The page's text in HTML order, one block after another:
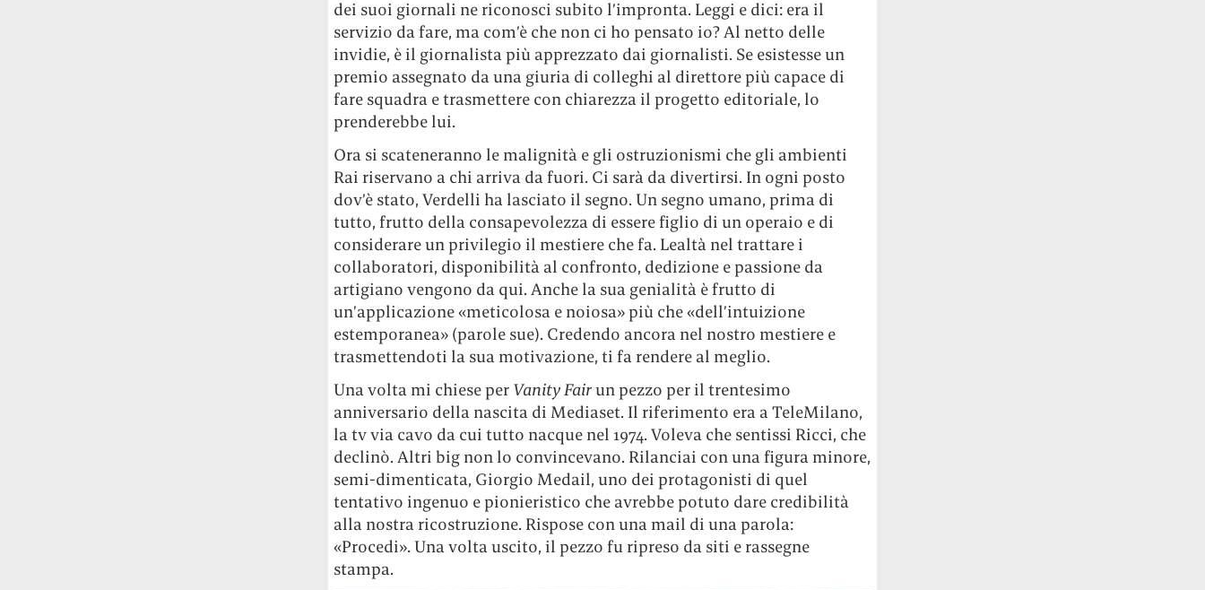
dei suoi giornali ne riconosci subito l’impronta. Leggi e dici: era il
servizio da fare, ma com’è che non ci ho pensato io? Al netto delle
invidie, è il giornalista più apprezzato dai giornalisti. Se esistesse un
premio assegnato da una giuria di colleghi al direttore più capace di
fare squadra e trasmettere con chiarezza il progetto editoriale, lo
prenderebbe lui.
Ora si scateneranno le malignità e gli ostruzionismi che gli ambienti
Rai riservano a chi arriva da fuori. Ci sarà da divertirsi. In ogni posto
dov’è stato, Verdelli ha lasciato il segno. Un segno umano, prima di
tutto, frutto della consapevolezza di essere figlio di un operaio e di
considerare un privilegio il mestiere che fa. Lealtà nel trattare i
collaboratori, disponibilità al confronto, dedizione e passione da
artigiano vengono da qui. Anche la sua genialità è frutto di
un’applicazione «meticolosa e noiosa» più che «dell’intuizione
estemporanea» (parole sue). Credendo ancora nel nostro mestiere e
trasmettendoti la sua motivazione, ti fa rendere al meglio.
Una volta mi chiese per Vanity Fairun pezzo per il trentesimo
anniversario della nascita di Mediaset. Il riferimento era a TeleMilano,
la tv via cavo da cui tutto nacque nel 1974. Voleva che sentissi Ricci, che
declinò. Altri big non lo convincevano. Rilanciai con una figura minore,
semi-dimenticata, Giorgio Medail, uno dei protagonisti di quel
tentativo ingenuo e pionieristico che avrebbe potuto dare credibilità
alla nostra ricostruzione. Rispose con una mail di una parola:
«Procedi». Una volta uscito, il pezzo fu ripreso da siti e rassegne
stampa.